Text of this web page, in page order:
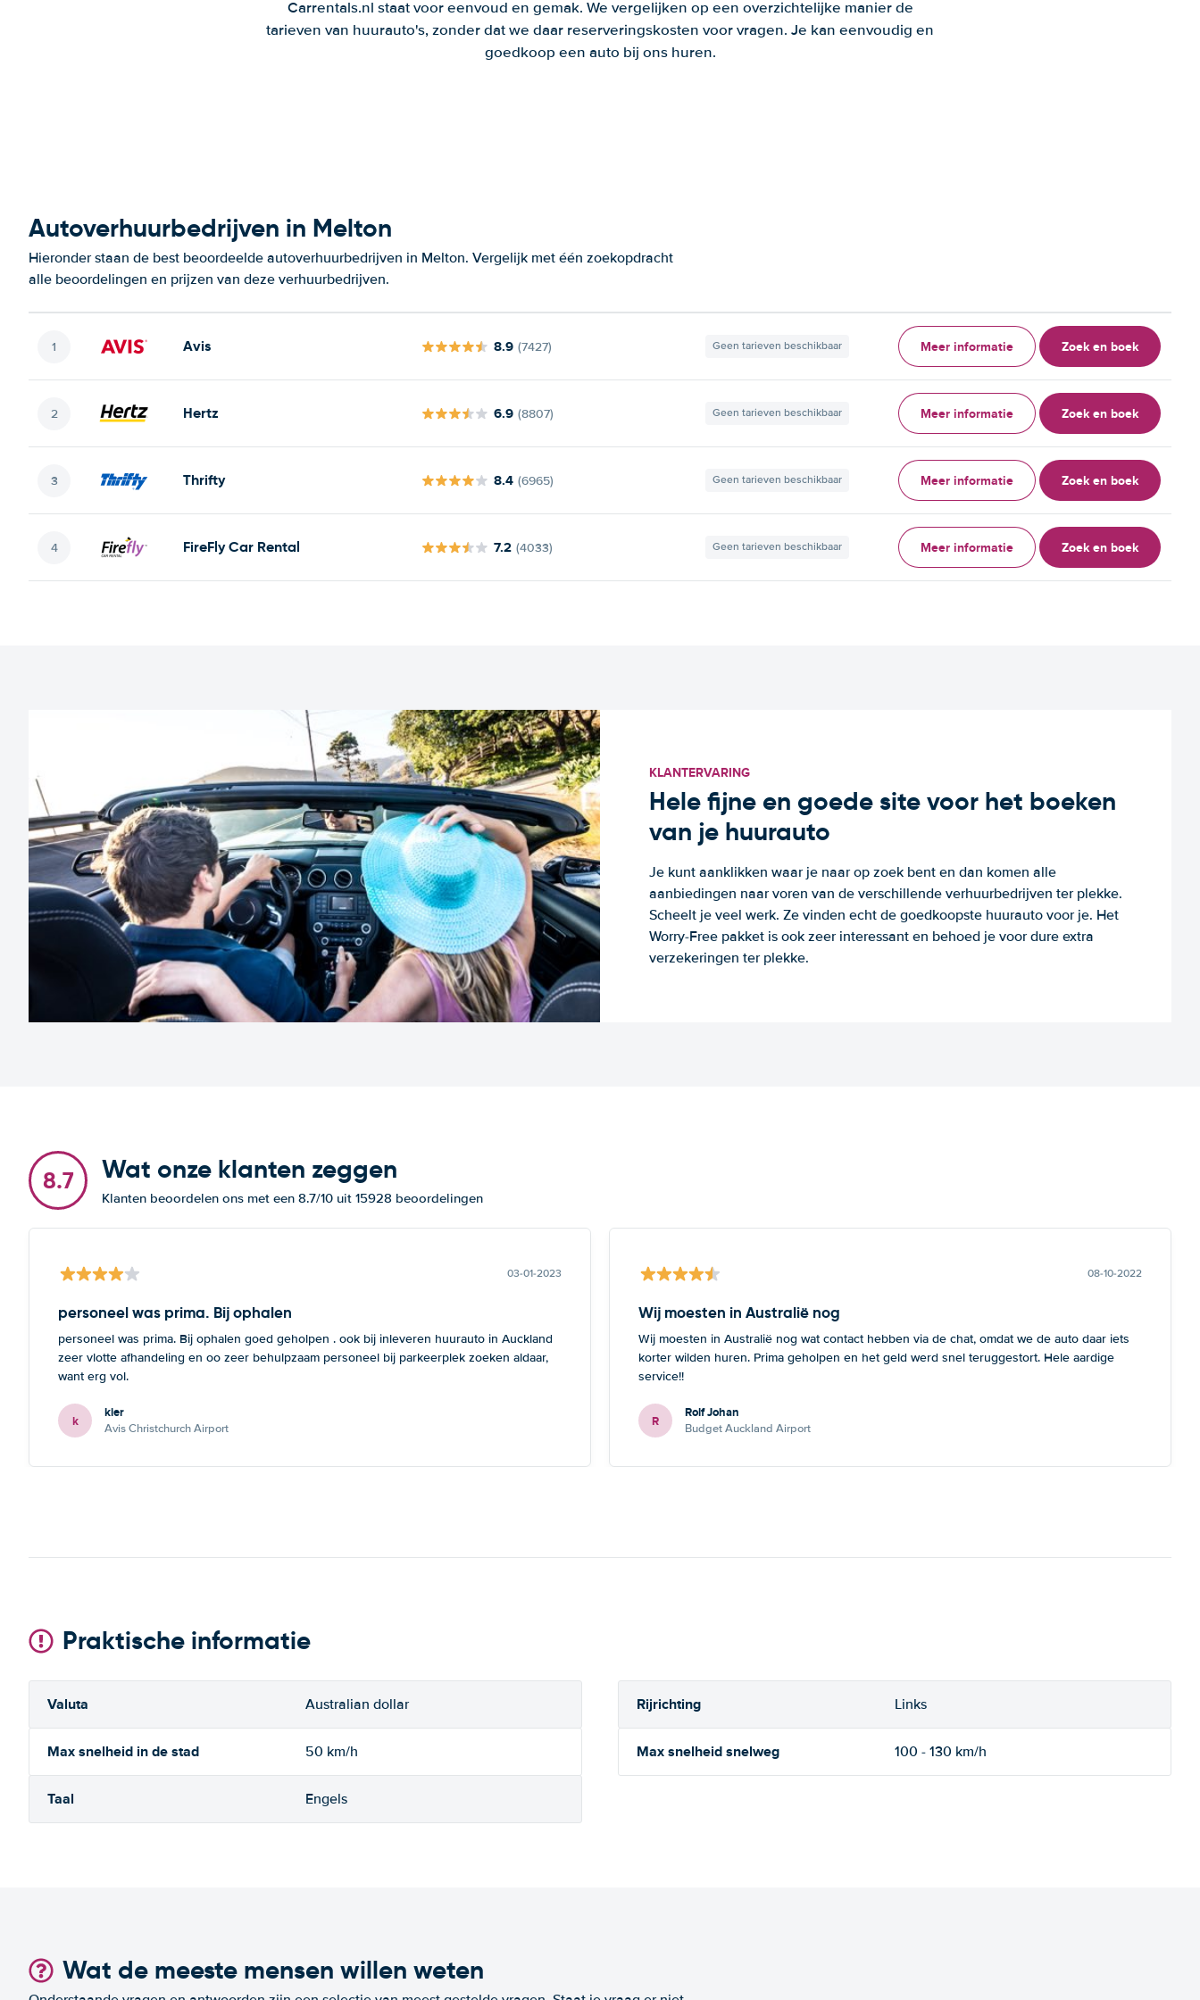
Carrentals.nl staat voor eenvoud en gemak. We vergelijken op een overzichtelijke manier de
tarieven van huurauto's, zonder dat we daar reserveringskosten voor vragen. Je kan eenvoudig en
goedkoop een auto bij ons huren.
Autoverhuurbedrijven in Melton
Hieronder staan de best beoordeelde autoverhuurbedrijven in Melton. Vergelijk met één zoekopdracht
alle beoordelingen en prijzen van deze verhuurbedrijven.
Avis 8.9 (7427) Geen tarieven beschikbaar Meer informatie Zoek en boek
Hertz 6.9 (8807) Geen tarieven beschikbaar Meer informatie Zoek en boek
Thrifty 8.4 (6965) Geen tarieven beschikbaar Meer informatie Zoek en boek
FireFly Car Rental 7.2 (4033) Geen tarieven beschikbaar Meer informatie Zoek en boek
KLANTERVARING
Hele fijne en goede site voor het boeken
van je huurauto
Je kunt aanklikken waar je naar op zoek bent en dan komen alle
aanbiedingen naar voren van de verschillende verhuurbedrijven ter plekke.
Scheelt je veel werk. Ze vinden echt de goedkoopste huurauto voor je. Het
Worry-Free pakket is ook zeer interessant en behoed je voor dure extra
verzekeringen ter plekke.
8.7 Wat onze klanten zeggen
Klanten beoordelen ons met een 8.7/10 uit 15928 beoordelingen
03-01-2023
personeel was prima. Bij ophalen
personeel was prima. Bij ophalen goed geholpen . ook bij inleveren huurauto in Auckland
zeer vlotte afhandeling en oo zeer behulpzaam personeel bij parkeerplek zoeken aldaar,
want erg vol.
k kier
Avis Christchurch Airport
08-10-2022
Wij moesten in Australië nog
Wij moesten in Australië nog wat contact hebben via de chat, omdat we de auto daar iets
korter wilden huren. Prima geholpen en het geld werd snel teruggestort. Hele aardige
service!!
R Rolf Johan
Budget Auckland Airport
Praktische informatie
Valuta Australian dollar Rijrichting Links
Max snelheid in de stad 50 km/h Max snelheid snelweg 100 - 130 km/h
Taal Engels
Wat de meeste mensen willen weten